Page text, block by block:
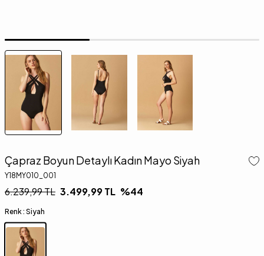
Çapraz Boyun Detaylı Kadın Mayo Siyah
Y18MY010_001
6.239,99TL 3.499,99TL %44
Renk : Siyah